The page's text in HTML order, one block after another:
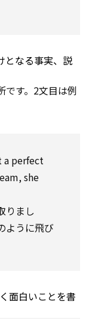
となる事実、説
です。2文目は例
a perfect
she
りまし
ように飛び
面白いことを書